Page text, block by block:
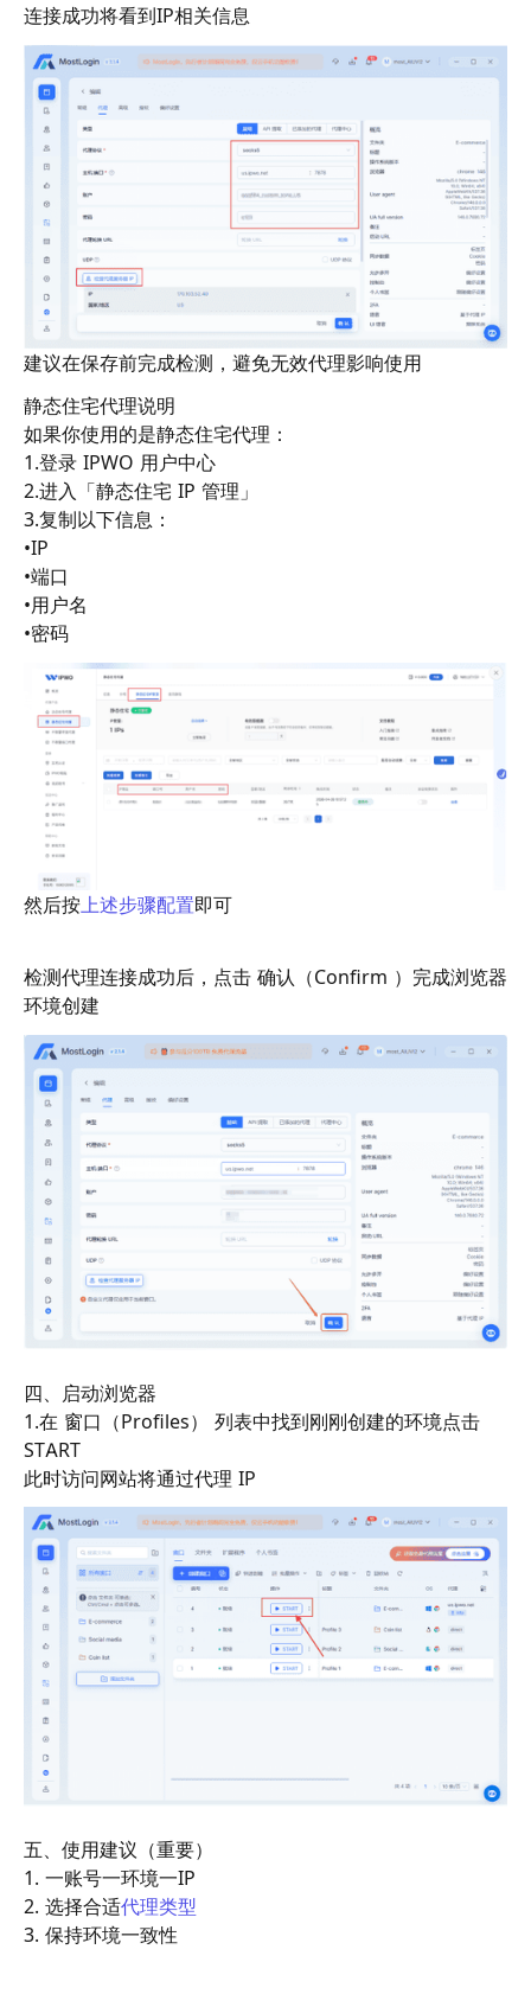
连接成功将看到IP相关信息
建议在保存前完成检测，避免无效代理影响使用
静态住宅代理说明
如果你使用的是静态住宅代理：
1.登录 IPWO 用户中心
2.进入「静态住宅 IP 管理」
3.复制以下信息：
•IP
•端口
•用户名
•密码
然后按上述步骤配置即可
检测代理连接成功后，点击 确认（Confirm ）完成浏览器
环境创建
四、启动浏览器
1.在 窗口（Profiles） 列表中找到刚刚创建的环境点击
START
此时访问网站将通过代理 IP
五、使用建议（重要）
1. 一账号一环境一IP
2. 选择合适代理类型
3. 保持环境一致性